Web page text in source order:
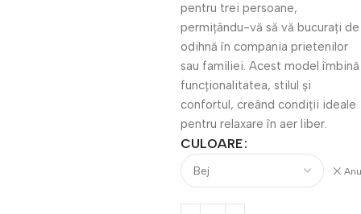
pentru trei persoane,
permițându-vă să vă bucurați de
odihnă în compania prietenilor
sau familiei. Acest model îmbină
funcționalitatea, stilul și
confortul, creând condiții ideale
pentru relaxare în aer liber.
CULOARE